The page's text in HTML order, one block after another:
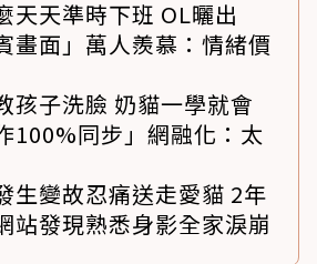
天天準時下班 OL曬出
畫面」萬人羨慕：情緒價
孩子洗臉 奶貓一學就會
100%同步」網融化：太
生變故忍痛送走愛貓 2年
站發現熟悉身影全家淚崩